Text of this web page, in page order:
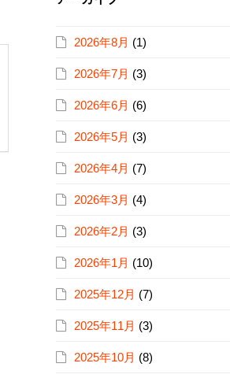
2026年8月 (1)
2026年7月 (3)
2026年6月 (6)
2026年5月 (3)
2026年4月 (7)
2026年3月 (4)
2026年2月 (3)
2026年1月 (10)
2025年12月 (7)
2025年11月 (3)
2025年10月 (8)